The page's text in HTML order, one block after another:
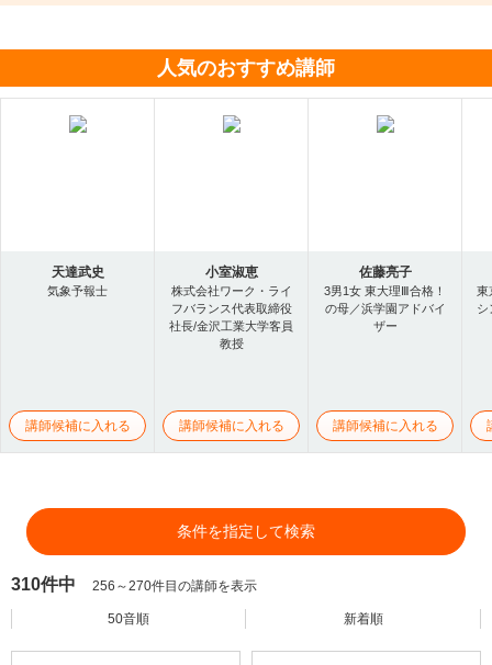
人気のおすすめ講師
天達武史
気象予報士
講師候補に入れる
小室淑恵
株式会社ワーク・ライ
フバランス代表取締役
社長/金沢工業大学客員
教授
講師候補に入れる
佐藤亮子
3男1女 東大理Ⅲ合格！
の母／浜学園アドバイ
ザー
講師候補に入れる
東
シ
条件を指定して検索
310件中 256～270件目の講師を表示
50音順 新着順